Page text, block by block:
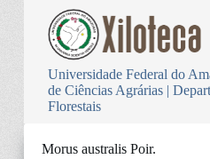
Universidade Federal do
de Ciências Agrárias |
Florestais
Morus australis Poir.